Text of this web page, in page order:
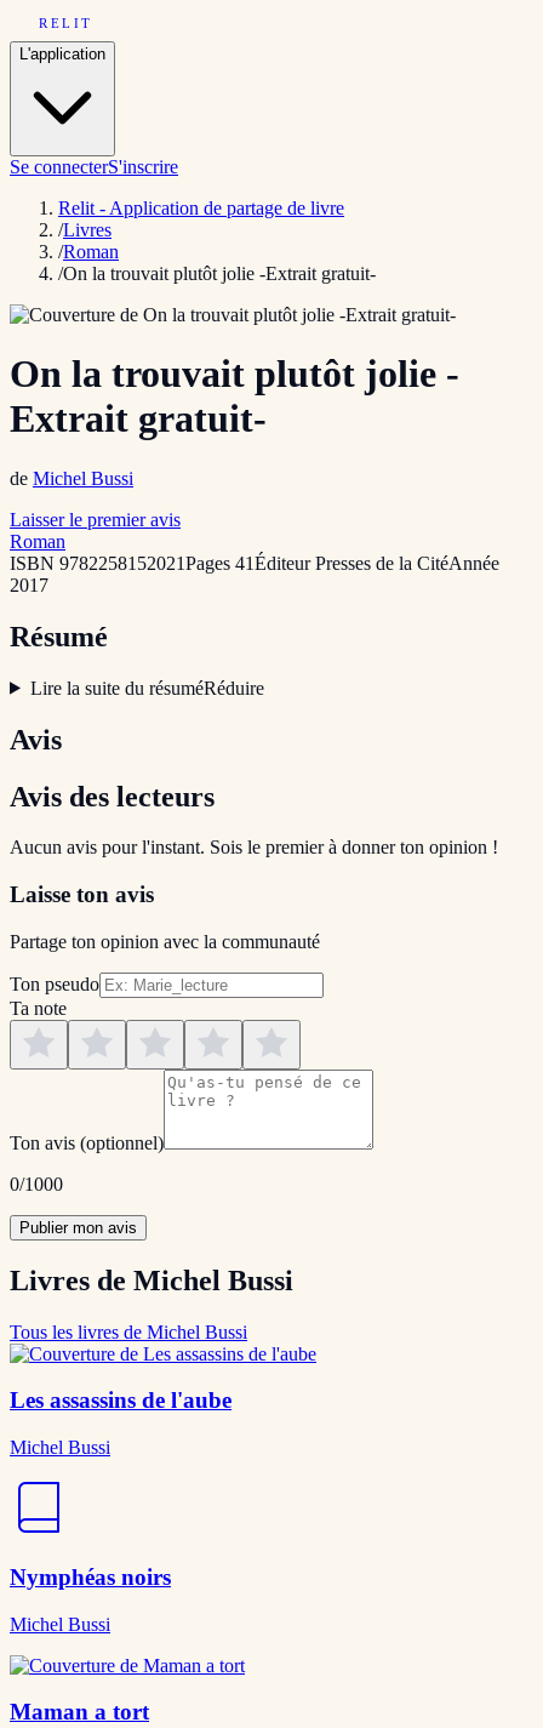
RELIT
L'application
Se connecterS'inscrire
Relit - Application de partage de livre
/Livres
/Roman
/On la trouvait plutôt jolie -Extrait gratuit-
On la trouvait plutôt jolie -
Extrait gratuit-
de Michel Bussi
Laisser le premier avis
Roman
ISBN 9782258152021Pages 41ÉditeurPresses de la CitéAnnée
2017
Résumé
Lire la suite du résuméRéduire
Avis
Avis des lecteurs
Aucun avis pour l'instant. Sois le premier à donner ton opinion !
Laisse ton avis
Partage ton opinion avec la communauté
Ton pseudo
Ta note
Ton avis (optionnel)
0/1000
Publier mon avis
Livres de Michel Bussi
Tous les livres de Michel Bussi
Les assassins de l'aube
Michel Bussi
Nymphéas noirs
Michel Bussi
Maman a tort